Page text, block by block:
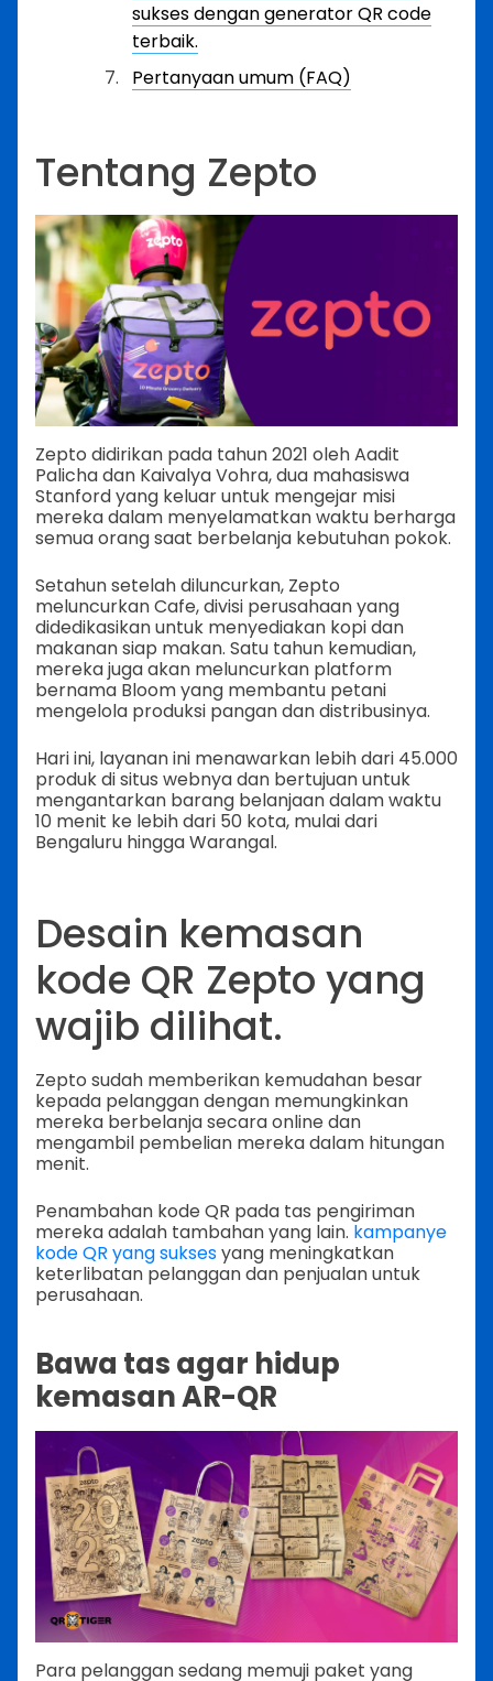
sukses dengan generator QR code
terbaik.
Pertanyaan umum (FAQ)
Tentang Zepto
Zepto didirikan pada tahun 2021 oleh Aadit
Palicha dan Kaivalya Vohra, dua mahasiswa
Stanford yang keluar untuk mengejar misi
mereka dalam menyelamatkan waktu berharga
semua orang saat berbelanja kebutuhan pokok.
Setahun setelah diluncurkan, Zepto
meluncurkan Cafe, divisi perusahaan yang
didedikasikan untuk menyediakan kopi dan
makanan siap makan. Satu tahun kemudian,
mereka juga akan meluncurkan platform
bernama Bloom yang membantu petani
mengelola produksi pangan dan distribusinya.
Hari ini, layanan ini menawarkan lebih dari 45.000
produk di situs webnya dan bertujuan untuk
mengantarkan barang belanjaan dalam waktu
10 menit ke lebih dari 50 kota, mulai dari
Bengaluru hingga Warangal.
Desain kemasan
kode QR Zepto yang
wajib dilihat.
Zepto sudah memberikan kemudahan besar
kepada pelanggan dengan memungkinkan
mereka berbelanja secara online dan
mengambil pembelian mereka dalam hitungan
menit.
Penambahan kode QR pada tas pengiriman
mereka adalah tambahan yang lain. kampanye
kode QR yang suksesyang meningkatkan
keterlibatan pelanggan dan penjualan untuk
perusahaan.
Bawa tas agar hidup
kemasan AR-QR
Para pelanggan sedang memuji paket yang